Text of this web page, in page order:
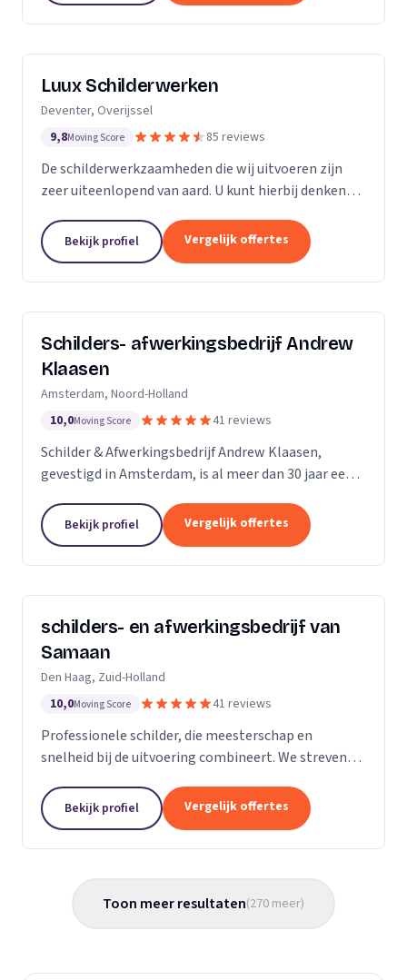
Luux Schilderwerken
Deventer, Overijssel
9,8Moving Score 85 reviews
De schilderwerkzaamheden die wij uitvoeren zijn
zeer uiteenlopend van aard. U kunt hierbij denken
bedrijfspanden en overig onroerend goed. Het
maakt...
Bekijk profiel Vergelijk offertes
Schilders- afwerkingsbedrijf Andrew
Klaasen
Amsterdam, Noord-Holland
10,0Moving Score 41 reviews
Schilder & Afwerkingsbedrijf Andrew Klaasen,
gevestigd in Amsterdam, is al meer dan 30 jaar een
van ervaren professionals brengt kleur en leven in...
Bekijk profiel Vergelijk offertes
schilders- en afwerkingsbedrijf van
Samaan
Den Haag, Zuid-Holland
10,0Moving Score 41 reviews
Professionele schilder, die meesterschap en
snelheid bij de uitvoering combineert. We streven
flexibiliteit, onderscheidende kwaliteit en
concurrerende...
Bekijk profiel Vergelijk offertes
Toon meer resultaten(270 meer)